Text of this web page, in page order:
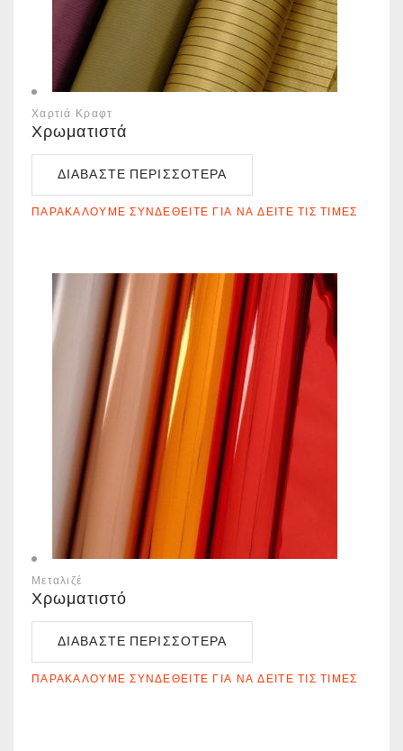
Χαρτιά Κραφτ
Χρωματιστά
ΔΙΑΒΆΣΤΕ ΠΕΡΙΣΣΌΤΕΡΑ
ΠΑΡΑΚΑΛΟΎΜΕ ΣΥΝΔΕΘΕΊΤΕ ΓΙΑ ΝΑ ΔΕΊΤΕ ΤΙΣ ΤΙΜΈΣ
Μεταλιζέ
Χρωματιστό
ΔΙΑΒΆΣΤΕ ΠΕΡΙΣΣΌΤΕΡΑ
ΠΑΡΑΚΑΛΟΎΜΕ ΣΥΝΔΕΘΕΊΤΕ ΓΙΑ ΝΑ ΔΕΊΤΕ ΤΙΣ ΤΙΜΈΣ